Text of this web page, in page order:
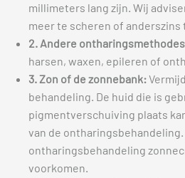
millimeters lang zijn. Wij
meer te scheren of anderszins
2. Andere
harsen, waxen, epileren of
3. Zon of de zonnebank:
behandeling. De huid die is
pigmentverschuiving plaats
van de
ontharingsbehandeling
voorkomen.